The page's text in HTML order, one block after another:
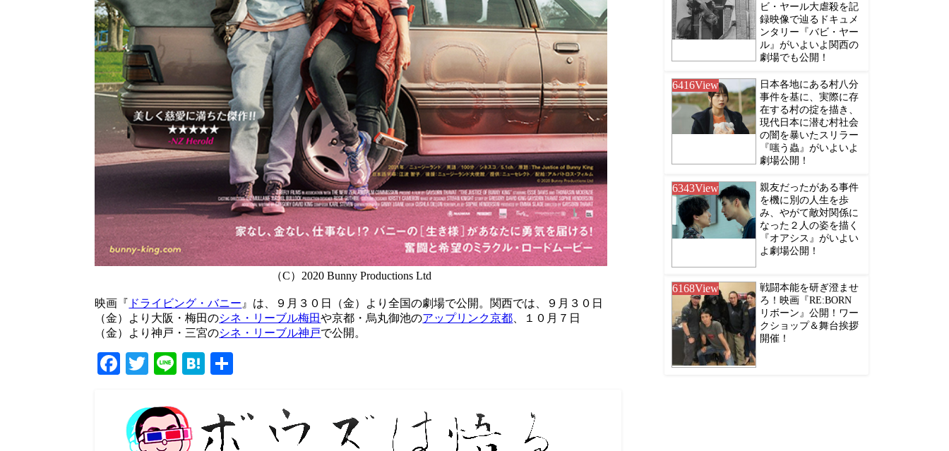
（C）2020 Bunny Productions Ltd
映画『 ドライビング・バニー 』は、９月３０日（金）より全国の劇場で公開。関西では、９月３０日
（金）より大阪・梅田のシネ・リーブル梅田や京都・烏丸御池のアップリンク京都 、１０月７日
（金）より神戸・三宮のシネ・リーブル神戸で公開。
Facebook
TwitterLineHatena
ビ・ヤール大虐殺を記
録映像で辿るドキュメ
ンタリー『バビ・ヤー
ル』がいよいよ関西の
劇場でも公開！
6416View
日本各地にある村八分
事件を基に、実際に存
在する村の掟を描き、
現代日本に潜む村社会
の闇を暴いたスリラー
『嗤う蟲』がいよいよ
劇場公開！
6343View
親友だったがある事件
を機に別の人生を歩
み、やがて敵対関係に
なった２人の姿を描く
『オアシス』がいよい
よ劇場公開！
6168View
戦闘本能を研ぎ澄ませ
ろ！映画『RE:BORN
リボーン』公開！ワー
クショップ＆舞台挨拶
開催！